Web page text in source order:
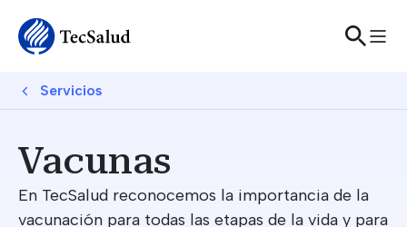
Breadcrumb
Servicios
Vacunas
En TecSalud reconocemos la importancia de la
vacunación para todas las etapas de la vida y para